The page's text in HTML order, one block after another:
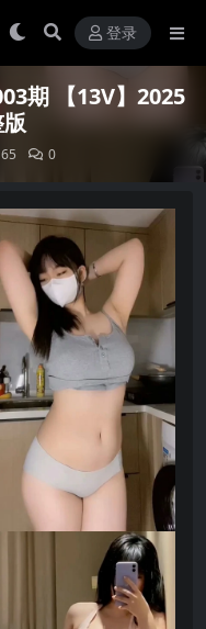
登录
期 【13V】2025
65 0